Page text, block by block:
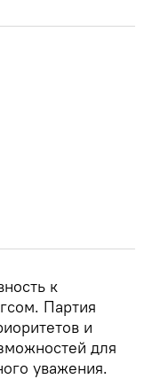
к
Партия
и
для
уважения.